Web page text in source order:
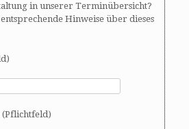
in unserer Terminübersicht?
entsprechende Hinweise über dieses
(Pflichtfeld)